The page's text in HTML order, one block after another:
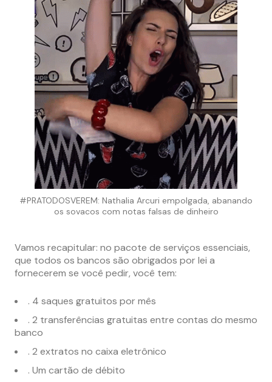
#PRATODOSVEREM: Nathalia Arcuri empolgada, abanando
os sovacos com notas falsas de dinheiro
Vamos recapitular: no pacote de serviços essenciais,
que todos os bancos são obrigados por lei a
fornecerem se você pedir, você tem:
. 4 saques gratuitos por mês
. 2 transferências gratuitas entre contas do mesmo
banco
. 2 extratos no caixa eletrônico
. Um cartão de débito